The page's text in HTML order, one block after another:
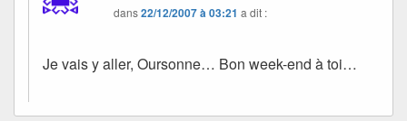
dans22/12/2007 à 03:21 a dit :
Je vais y aller, Oursonne… Bon week-end à toi…